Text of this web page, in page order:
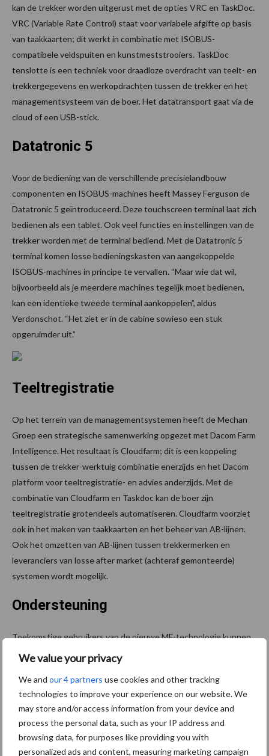
We value your privacy
We and our 4 partners use cookies and other tracking
technologies to improve your experience on our website. We
may store and/or access information from your device and
process the personal data, such as your IP address and
browsing data, for purposes like providing you with
personalized ads and content, measuring marketing campaign
kan de trekker worden uitgerust met de opties VRC en TaskDoc.
VRC (Variable Rate Control) staat voor variabele afgifte op basis
van taakkaarten; dit werkt in combinatie met ISOBUS-
compatibele veldspuiten en kunstmeststrooiers. TaskDoc
tenslotte is een techniek voor draadloze overdracht van teelt- en
trekkergegevens en werkopdrachten tussen de trekker en het
managementsysteem van de boer. Het datatransport gaat via de
cloud of een USB-stick.
Datatronic 5
Voor de bediening van de verschillende precisielandbouw
componenten en ISOBUS-machines heeft Massey Ferguson de
Datatronic 5 geïntroduceerd. Deze touchscreen terminal laat zich
bedienen als een tablet. Ook veel functies en instellingen van de
trekker worden met de terminal bediend. Met de Datatronic 5
terminal komen losse bedieningskasten van aangekoppelde
ISOBUS-machines in principe te vervallen. “Maar wie dat wil,
bijvoorbeeld als je meerdere machines tegelijk moet bedienen,
kan een identieke tweede terminal aankoppelen”, aldus
Verdonschot. “Het ziet er in de cabine sowieso een stuk
opgeruimder uit.”
Teeltregistratie
Op het terrein van de managementsystemen heeft de Mechan
Groep een strategische samenwerking opgezet met Dacom Farm
Intelligence. Het resultaat is Cloudfarm; dit is een koppeling
tussen de trekker-werktuig combinatie enerzijds en het Dacom
platform voor teeltregistratie- en advies anderzijds. Met de
combinatie van Cloudfarm en Taskdoc kan de boer zijn
teeltregistratie grotendeels automatiseren. Cloudfarm voorziet
ook in het maken van taakkaarten en het beheer van AB-lijnen.
Ook het omzetten van AB-lijnen tussen trekkermerken en
leveranciers van losse after market (achteraf gemonteerde)
systemen wordt mogelijk.
Ondersteuning
Toekomstige gebruikers van de nieuwe MF-technologie kunnen
rekenen op goede ondersteuning. “Met trainingen en workshops
permanent op niveau. En klanten met hele complexe situaties
krijgen ondersteuning aan huis”, verzekert Verdonschot. “Dat
moet ook want de ontwikkelingen gaan snel.”
Bron: Massey Ferguson